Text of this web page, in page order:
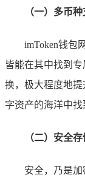
（一）多币
imToken钱包
皆能在其中找到
换，极大程度地
字资产的海洋中找
（二）安全存
安全，乃是